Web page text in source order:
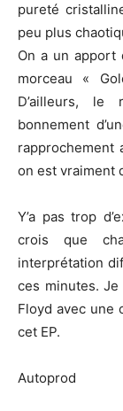
pureté
peu plus
On a un
morceau «
D’ailleurs,
bonnement
rapprochement
on est vraiment
Y’a pas trop
crois que
interprétation
ces minutes.
Floyd avec une
cet EP.
Autoprod